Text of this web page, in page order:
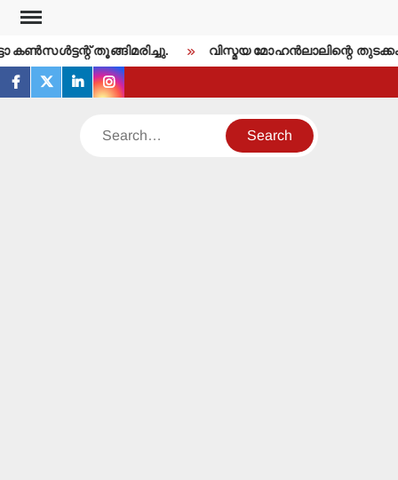
Skip
content
കണ്‍സള്‍ട്ടന്റ് തൂങ്ങിമരിച്ചു. വിസ്മയ മോഹന്‍ലാലിന്റെ തുടക്കം
facebook
twitterlinkedininstagram
Search